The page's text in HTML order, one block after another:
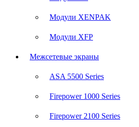
Модули XENPAK
Модули XFP
Межсетевые экраны
ASA 5500 Series
Firepower 1000 Series
Firepower 2100 Series